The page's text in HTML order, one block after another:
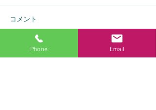
コメント
コメントを追加…
Phone Email